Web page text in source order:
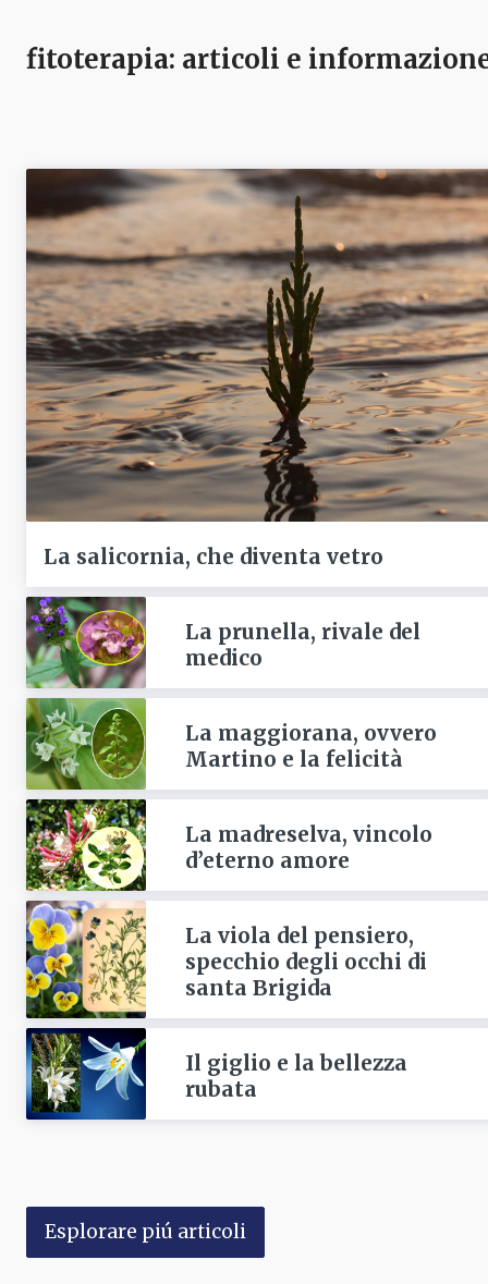
fitoterapia: articoli e
La salicornia, che diventa vetro
La prunella, rivale del
medico
La maggiorana, ovvero
Martino e la felicità
La madreselva, vincolo
d’eterno amore
La viola del pensiero,
specchio degli occhi di
santa Brigida
Il giglio e la bellezza
rubata
Esplorare piú articoli